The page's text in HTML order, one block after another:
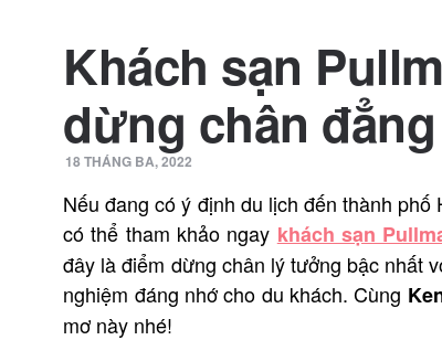
Khách sạn
dừng chân
18 THÁNG BA, 2022
Nếu đang có ý định du lịch đến thành
có thể tham khảo ngay khách sạn
đây là điểm dừng chân lý tưởng bậc nhất
nghiệm đáng nhớ cho du khách. Cùng
mơ này nhé!